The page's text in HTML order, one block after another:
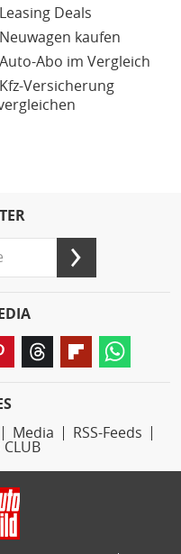
Leasing Deals
Neuwagen kaufen
Auto-Abo im Vergleich
Kfz-Versicherung
Media
RSS-Feeds
CLUB